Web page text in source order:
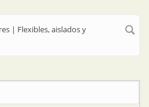
| Flexibles, aislados y